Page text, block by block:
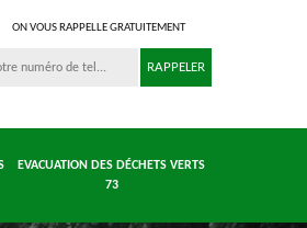
ON VOUS RAPPELLE GRATUITEMENT
EVACUATION DES DÉCHETS VERTS
73